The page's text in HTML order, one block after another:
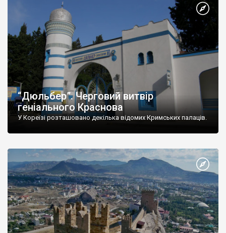
“Дюльбер”. Черговий витвір
геніального Краснова
У Кореїзі розташовано декілька відомих Кримських палаців.